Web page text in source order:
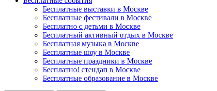
Бесплатные выставки в Москве
Бесплатные фестивали в Москве
Бесплатно с детьми в Москве
Бесплатный активный отдых в Москве
Бесплатная музыка в Москве
Бесплатные шоу в Москве
Бесплатные праздники в Москве
Бесплатно! стендап в Москве
Бесплатные образование в Москве